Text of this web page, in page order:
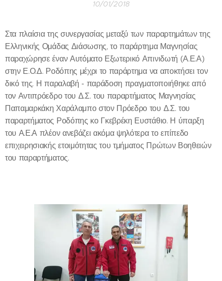
10/01/2018
Στα πλαίσια της συνεργασίας μεταξύ των παραρτημάτων της
Ελληνικής Ομάδας Διάσωσης, το παράρτημα Μαγνησίας
παραχώρησε έναν Αυτόματο Εξωτερικό Απινιδωτή (Α.Ε.Α)
στην Ε.Ο.Δ. Ροδόπης μέχρι το παράρτημα να αποκτήσει τον
δικό της. Η παραλαβή - παράδοση πραγματοποιήθηκε από
τον Αντιπρόεδρο του Δ.Σ. του παραρτήματος Μαγνησίας
Παπαμαρκάκη Χαράλαμπο στον Πρόεδρο του Δ.Σ. του
παραρτήματος Ροδόπης κο Γκεβρέκη Ευστάθιο. Η ύπαρξη
του Α.Ε.Α πλέον ανεβάζει ακόμα ψηλότερα το επίπεδο
επιχειρησιακής ετοιμότητας του τμήματος Πρώτων Βοηθειών
του παραρτήματος.